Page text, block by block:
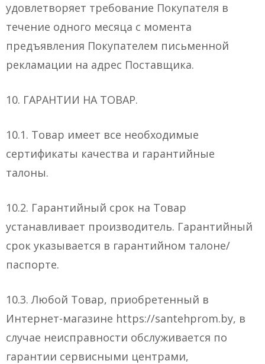
удовлетворяет требование Покупателя в
течение одного месяца с момента
предъявления Покупателем письменной
рекламации на адрес Поставщика.
10. ГАРАНТИИ НА ТОВАР.
10.1. Товар имеет все необходимые
сертификаты качества и гарантийные
талоны.
10.2. Гарантийный срок на Товар
устанавливает производитель. Гарантийный
срок указывается в гарантийном талоне/
паспорте.
10.3. Любой Товар, приобретенный в
Интернет-магазине https://santehprom.by, в
случае неисправности обслуживается по
гарантии сервисными центрами,